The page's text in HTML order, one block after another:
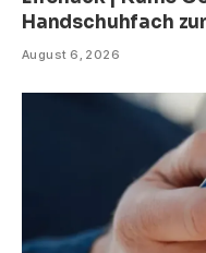
Handschuhfach
August 6, 2026